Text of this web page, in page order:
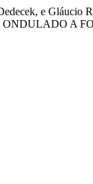
e
A